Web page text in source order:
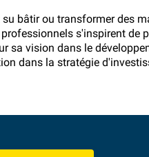
bâtir ou transformer des
s'inspirent de
sa vision dans le
dans la stratégie